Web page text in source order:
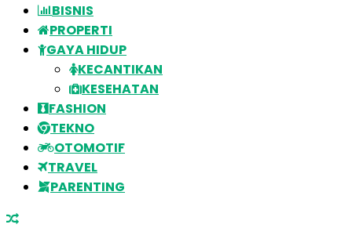
BISNIS
PROPERTI
GAYA HIDUP
KECANTIKAN
KESEHATAN
FASHION
TEKNO
OTOMOTIF
TRAVEL
PARENTING